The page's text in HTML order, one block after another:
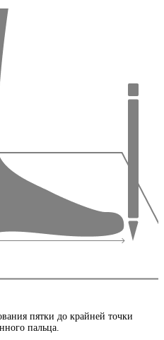
пятки до крайней точки
пальца.